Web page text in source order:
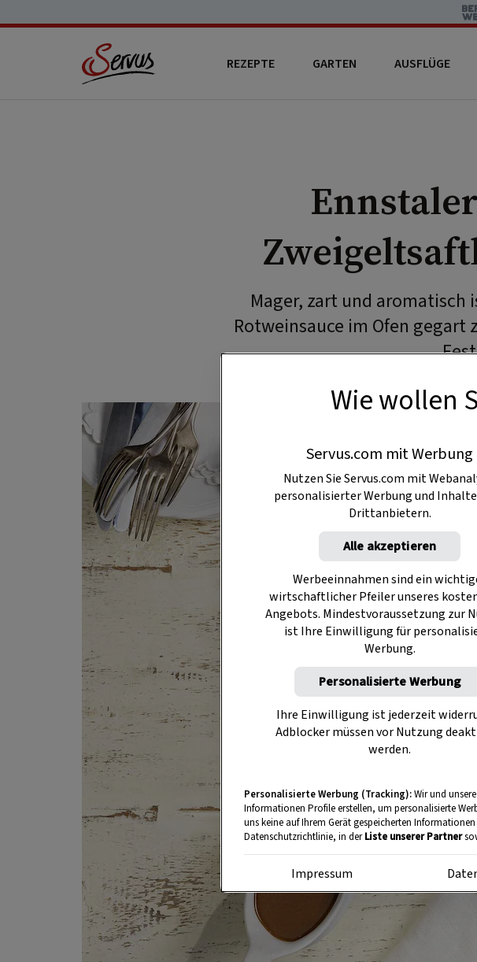
REZEPTE GARTEN AUSFLÜGE
Mager, zart und aromatisch
Rotweinsauce im Ofen gegart
Wie wollen
Servus.com mit Werbung
Nutzen Sie Servus.com mit
personalisierter Werbung und
Drittanbietern.
Alle akzeptieren
Werbeeinnahmen sind ein
wirtschaftlicher Pfeiler unseres
Angebots. Mindestvoraussetzung zur
ist Ihre Einwilligung für
Werbung.
Personalisierte Werbung
Ihre Einwilligung ist jederzeit
Adblocker müssen vor Nutzung
werden.
Personalisierte Werbung (Tracking):Wir und
Informationen Profile erstellen, um personalisierte
uns keine auf Ihrem Gerät gespeicherten
Datenschutzrichtlinie, in derListe unserer Partner
Impressum